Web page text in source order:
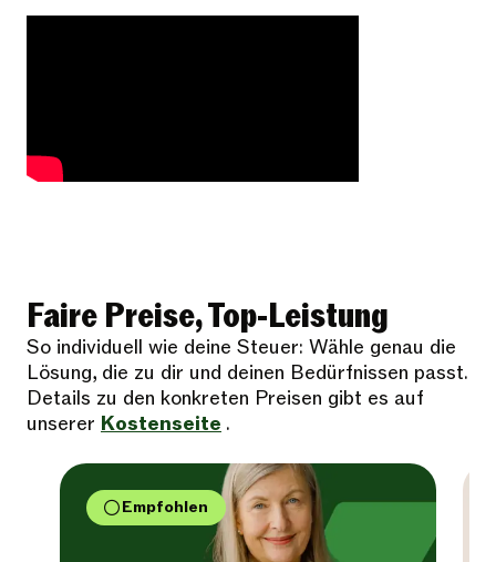
Faire Preise, Top-Leistung
So individuell wie deine Steuer: Wähle genau die
Lösung, die zu dir und deinen Bedürfnissen passt.
Details zu den konkreten Preisen gibt es auf
unserer Kostenseite .
Empfohlen